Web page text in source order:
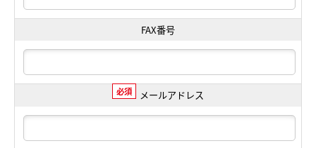
FAX番号
必須 メールアドレス